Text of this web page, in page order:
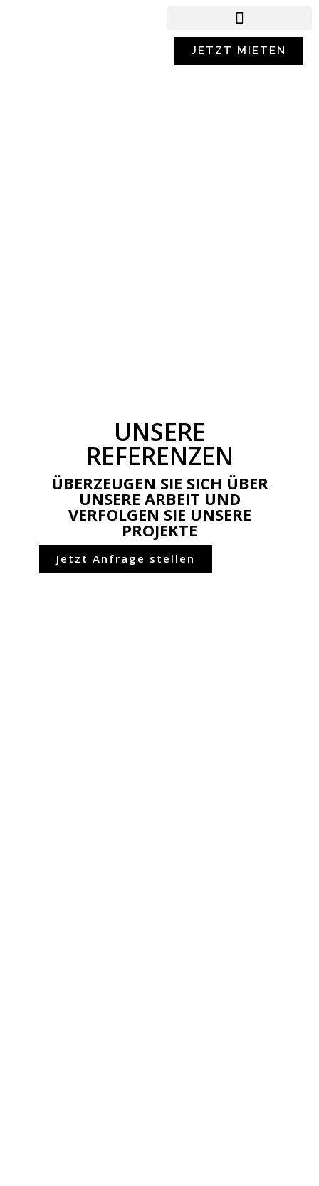
JETZT MIETEN
UNSERE
REFERENZEN
ÜBERZEUGEN SIE SICH ÜBER
UNSERE ARBEIT UND
VERFOLGEN SIE UNSERE
PROJEKTE
Jetzt Anfrage stellen